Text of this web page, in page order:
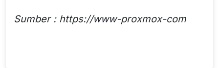
Sumber : https://www-proxmox-com